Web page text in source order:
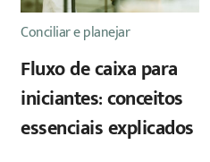
Conciliar e planejar
Fluxo de caixa para
iniciantes: conceitos
essenciais explicados